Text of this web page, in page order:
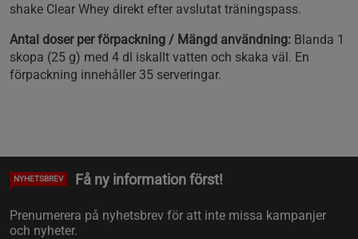
shake Clear Whey direkt efter avslutat träningspass.
Antal doser per förpackning / Mängd användning: Blanda 1
skopa (25 g) med 4 dl iskallt vatten och skaka väl. En
förpackning innehåller 35 serveringar.
NYHETSBREV Få ny information först!
Prenumerera på nyhetsbrev för att inte missa kampanjer
och nyheter.